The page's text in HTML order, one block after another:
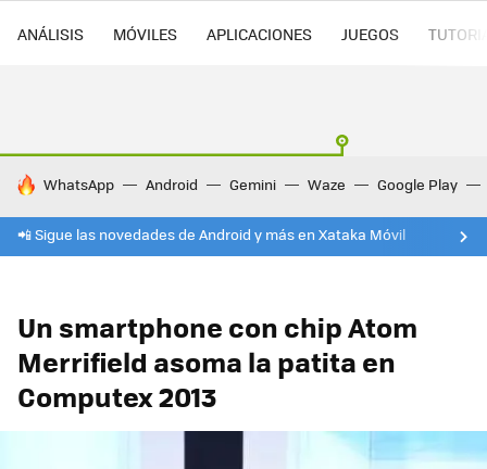
ANÁLISIS MÓVILES APLICACIONES JUEGOS
HOY SE HABLA DE
WhatsApp Android Gemini Waze Google Play
📲 Sigue las novedades de Android y más en Xataka Móvil
Un smartphone con chip Atom
Merrifield asoma la patita en
Computex 2013